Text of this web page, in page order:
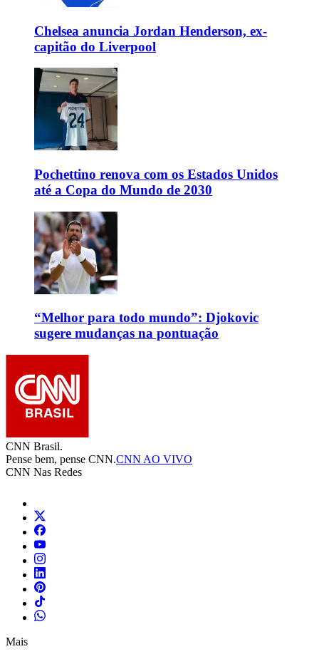
Chelsea anuncia Jordan Henderson, ex-
capitão do Liverpool
Pochettino renova com os Estados Unidos
até a Copa do Mundo de 2030
“Melhor para todo mundo”: Djokovic
sugere mudanças na pontuação
CNN Brasil.
Pense bem, pense CNN.CNN AO VIVO
CNN Nas Redes
Mais